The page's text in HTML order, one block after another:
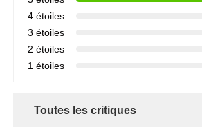
4 étoiles
3 étoiles
2 étoiles
1 étoiles
Toutes les critiques